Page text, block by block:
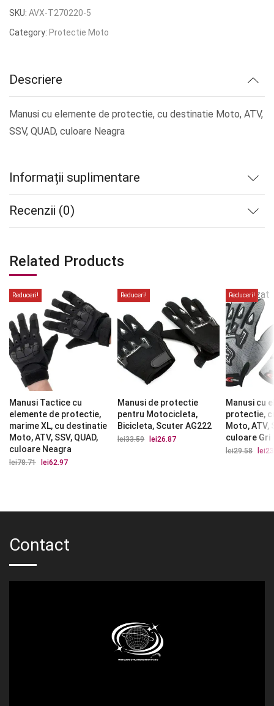
inițial
a
este:
SKU: AVX-T270220-5
Category: Protectie Moto
Descriere
Manusi cu elemente de protectie, cu destinatie Moto, ATV,
SSV, QUAD, culoare Neagra
Informații suplimentare
Recenzii (0)
Related Products
Reduceri!
Manusi Tactice cu
elemente de protectie,
marime XL, cu destinatie
Moto, ATV, SSV, QUAD,
culoare Neagra
lei78.71
Prețul
lei62.97
Reduceri!
Manusi de protectie
pentru Motocicleta,
Bicicleta, Scuter AG222
lei33.59
Prețul
lei26.87
Reduceri!
epuizat
Manusi cu
protectie,
Moto, ATV,
culoare Gri
lei29.58 lei
Contact